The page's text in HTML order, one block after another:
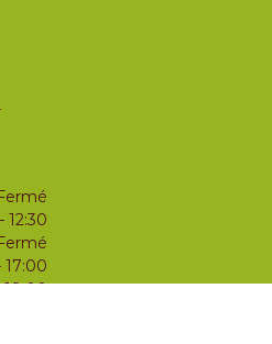
12:30
17:00
18:00